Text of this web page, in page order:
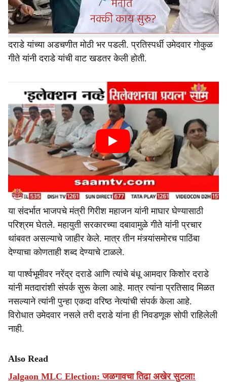
शिवसेना एकनाथ शिंदे पक्षाने नाशिक मतदार संघ माजी आमदार
नरेंद्र दराडे यांना उमेदवारी दिली आहे. उमेदवारी जाहीर झाल्यावर
दराडे यांच्या अडचणीत मोठी भर पडली. प्रतिस्पर्धी उमेदवार गोकुळ
गीते यांनी दराडे यांची वाट खडतर केली होती.
या संदर्भात भाजपचे मंत्री गिरीश महाजन यांनी माघार घेण्यासाठी
परिश्रम घेतले. महायुती सरकारच्या दबावामुळे गीते यांनी प्रचार
थांबवत असल्याचे जाहीर केले. मात्र तीन मंत्र्यांसमोरच पाठिंबा
देण्याचा कोणताही शब्द देण्याचे टाळले.
या पार्श्वभूमीवर नरेंद्र दराडे आणि त्यांचे बंधू आमदार किशोर दराडे
यांनी मतदारांशी संपर्क सुरू केला आहे. मात्र त्यांना प्रतिसाद मिळत
नसल्याने त्यांनी पुन्हा एकदा वरिष्ठ नेत्यांची संपर्क केला आहे.
विरोधात उमेदवार नसले तरी दराडे यांना ही निवडणूक सोपी राहिलेली
नाही.
Also Read
Jalgaon MLC Election: जळगावचा तिढा अखेर सुटला!